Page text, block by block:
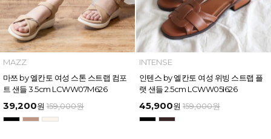
MAZZ
마쯔 by 엘칸토 여성 스톤 스트랩 컴포
트 샌들 3.5cm LCWW07M626
39,200원 159,000원
INTENSE
인텐스 by 엘칸토 여성 위빙 스트랩 플
랫 샌들 2.5cm LCWW05I626
45,900원 159,000원